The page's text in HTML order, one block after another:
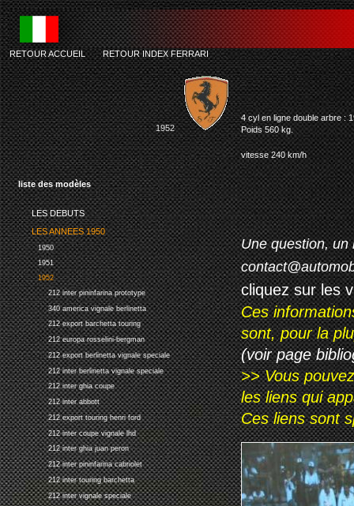
liste des modèles
LES DEBUTS
LES ANNEES 1950
1950
1951
1952
212 inter pininfarina prototype
340 america vignale berlinetta
212 export barchetta touring
212 europa rosselini-bergman
212 export berlinetta vignale speciale
212 inter berlinetta vignale speciale
212 inter ghia coupe
212 inter abbott
212 export touring henri ford
212 inter coupe vignale lhd
212 inter ghia juan peron
212 inter pininfarina cabriolet
212 inter touring barchetta
212 inter vignale speciale
RETOUR ACCUEIL-RETOUR INDEX FERRARI
1952
4 cyl en ligne double arbre :
Poids 560 kg.
vitesse 240 km/h
Une question, un
cliquez sur les
Ces
sont, pour la
(voir page
>> Vous
les liens qui
Ces liens sont